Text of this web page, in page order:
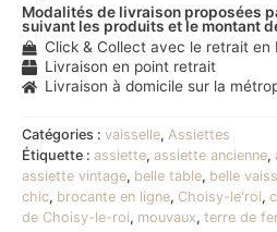
Modalités de livraison proposées
suivant les produits et le montant
Click & Collect avec le retrait en
Livraison en point retrait
Livraison à domicile sur la
Catégories : vaisselle, Assiettes
Étiquette : assiette, assiette ancienne,
assiette vintage, belle table, belle
chic, brocante en ligne, Choisy-le'roi,
de Choisy-le-roi, mouvaux, terre de